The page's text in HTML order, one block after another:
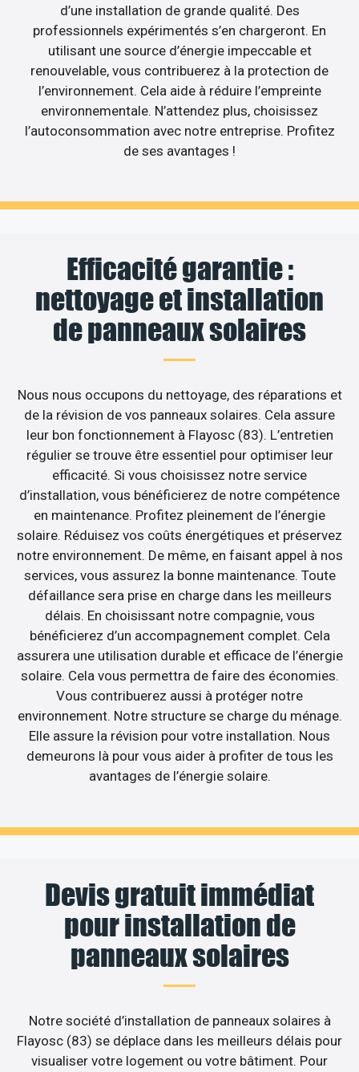
d’une installation de grande qualité. Des
professionnels expérimentés s’en chargeront. En
utilisant une source d’énergie impeccable et
renouvelable, vous contribuerez à la protection de
l’environnement. Cela aide à réduire l’empreinte
environnementale. N’attendez plus, choisissez
l’autoconsommation avec notre entreprise. Profitez
de ses avantages !
Efficacité garantie :
nettoyage et installation
de panneaux solaires
Nous nous occupons du nettoyage, des réparations et
de la révision de vos panneaux solaires. Cela assure
leur bon fonctionnement à Flayosc (83). L’entretien
régulier se trouve être essentiel pour optimiser leur
efficacité. Si vous choisissez notre service
d’installation, vous bénéficierez de notre compétence
en maintenance. Profitez pleinement de l’énergie
solaire. Réduisez vos coûts énergétiques et préservez
notre environnement. De même, en faisant appel à nos
services, vous assurez la bonne maintenance. Toute
défaillance sera prise en charge dans les meilleurs
délais. En choisissant notre compagnie, vous
bénéficierez d’un accompagnement complet. Cela
assurera une utilisation durable et efficace de l’énergie
solaire. Cela vous permettra de faire des économies.
Vous contribuerez aussi à protéger notre
environnement. Notre structure se charge du ménage.
Elle assure la révision pour votre installation. Nous
demeurons là pour vous aider à profiter de tous les
avantages de l’énergie solaire.
Devis gratuit immédiat
pour installation de
panneaux solaires
Notre société d’installation de panneaux solaires à
Flayosc (83) se déplace dans les meilleurs délais pour
visualiser votre logement ou votre bâtiment. Pour